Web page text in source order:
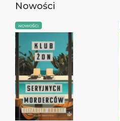
Nowości
NOWOŚCI